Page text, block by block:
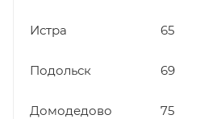
Истра 65
Подольск 69
Домодедово 75